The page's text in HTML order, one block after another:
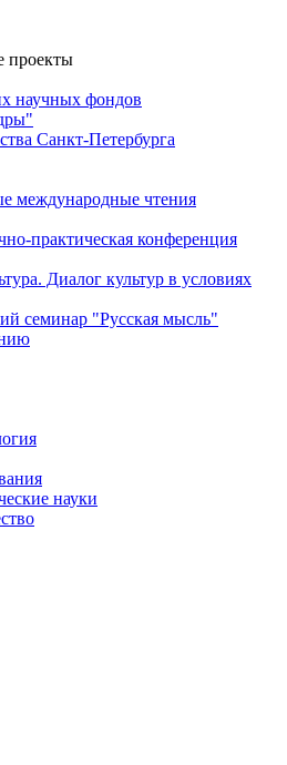
проекты
научных фондов
Санкт-Петербурга
международные чтения
практическая конференция
Диалог культур в условиях
семинар "Русская мысль"
науки